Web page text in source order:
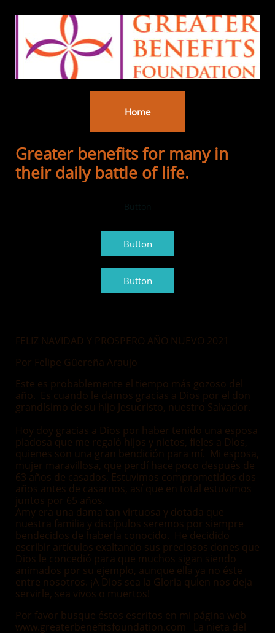
Home
Greater benefits for many in
their daily battle of life.
Button
Button
FELIZ NAVIDAD Y PROSPERO AÑO NUEVO 2021
Por Felipe Güereña Araujo
Este es probablemente el tiempo más gozoso del
año. Es cuando le damos gracias a Dios por el don
grandísimo de su hijo Jesucristo, nuestro Salvador.
Hoy doy gracias a Dios por haber tenido una esposa
piadosa que me regaló hijos y nietos, fieles a Dios,
quienes son una gran bendición para mí. Mi esposa,
mujer maravillosa, que perdí hace poco después de
63 años de casados. Estuvimos comprometidos dos
años antes de casarnos, así que en total estuvimos
juntos por 65 años.
Amy era una dama tan virtuosa y dotada que
nuestra familia y discípulos seremos por siempre
bendecidos de haberla conocido. He decidido
escribir artículos exaltando sus preciosos dones que
Dios le concedió para que muchos sigan siendo
animados por su ejemplo, aunque ella ya no éste
entre nosotros. ¡A Dios sea la Gloria quien nos deja
servirle, sea vivos o muertos!
Por favor busque éstos escritos en mi página web
www.greaterbenefitsfoundation.com La nieta del